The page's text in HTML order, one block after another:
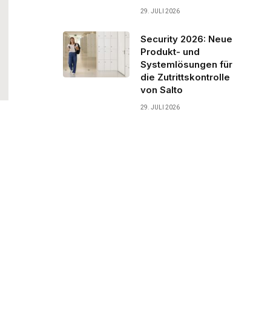
29. JULI 2026
Security 2026: Neue
Produkt- und
Systemlösungen für
die Zutrittskontrolle
von Salto
29. JULI 2026